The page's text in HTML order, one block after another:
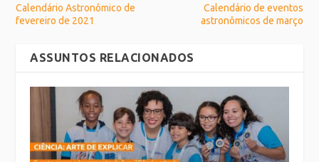
Calendário Astronômico de
fevereiro de 2021
Calendário de eventos
astronômicos de março
ASSUNTOS RELACIONADOS